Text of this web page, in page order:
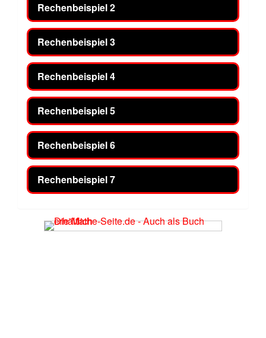
Rechenbeispiel 2
Rechenbeispiel 3
Rechenbeispiel 4
Rechenbeispiel 5
Rechenbeispiel 6
Rechenbeispiel 7